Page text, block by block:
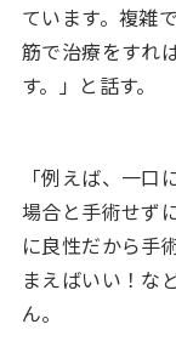
ています。複雑
筋で治療をすれ
す。」と話す。
「例えば、一
場合と手術せず
に良性だから手
まえばいい！な
ん。